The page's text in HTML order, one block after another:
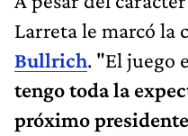
Larreta le marcó la
Bullrich. "El juego
tengo toda la
próximo presidente